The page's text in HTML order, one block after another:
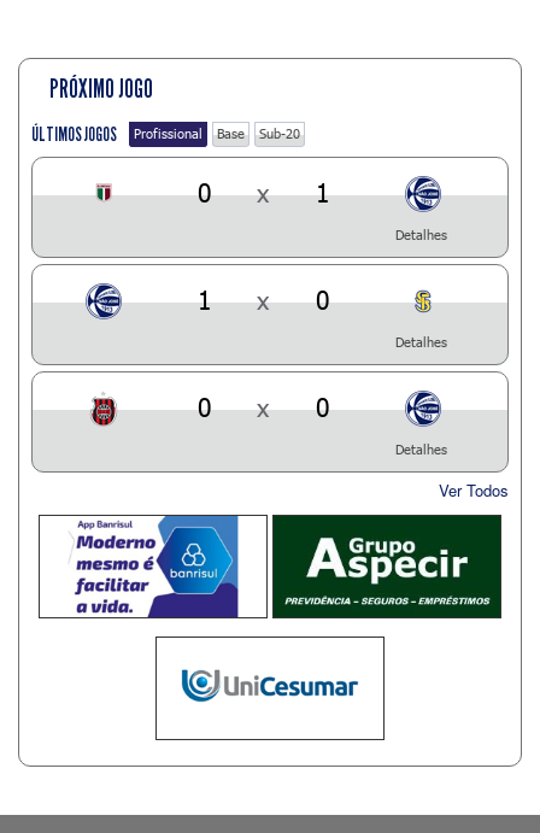
PRÓXIMO JOGO
ÚLTIMOS JOGOS Profissional Base Sub-20
0 x 1
Detalhes
1 x 0
Detalhes
0 x 0
Detalhes
Ver Todos